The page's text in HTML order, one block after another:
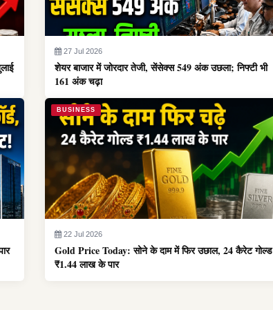
27 Jul 2026
शेयर बाजार में जोरदार तेजी, सेंसेक्स 549 अंक उछला; निफ्टी भी
161 अंक चढ़ा
BUSINESS
22 Jul 2026
Gold Price Today: सोने के दाम में फिर उछाल, 24 कैरेट गोल्ड
₹1.44 लाख के पार